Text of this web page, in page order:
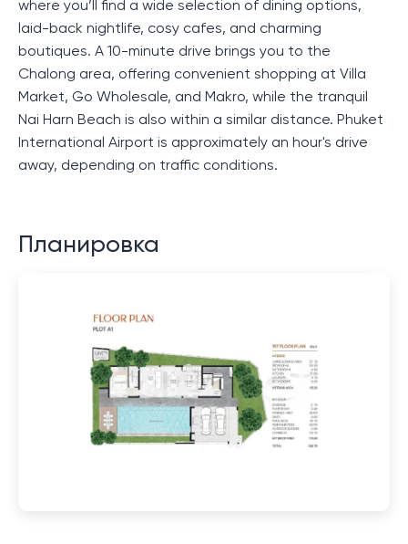
where you’ll find a wide selection of dining options,
laid-back nightlife, cosy cafes, and charming
boutiques. A 10-minute drive brings you to the
Chalong area, offering convenient shopping at Villa
Market, Go Wholesale, and Makro, while the tranquil
Nai Harn Beach is also within a similar distance. Phuket
International Airport is approximately an hour's drive
away, depending on traffic conditions.
Планировка